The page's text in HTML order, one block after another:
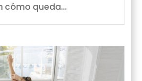
cómo queda...